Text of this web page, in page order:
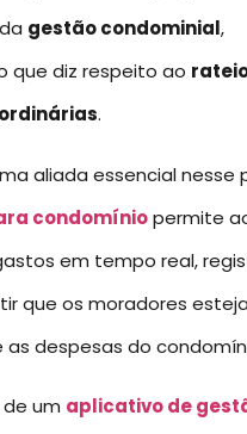
gestão condominial,
que diz respeito ao
.
aliada essencial nesse
condomíniopermite
em tempo real,
que os moradores
despesas do
um aplicativo de